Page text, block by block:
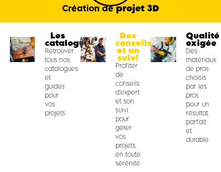
Création deprojet 3D
Les
catalogues
Retrouver
tous nos
catalogues
et
guides
pour
vos
projets
Des
conseils
et un
suivi
Profiter
de
conseils
d’expert
et son
suivi
pour
gérer
vos
projets
en toute
sérénité
Qualité
exigée
Des
matériaux
de pros
choisis
par les
pros
pour un
résultat
parfait
et
durable